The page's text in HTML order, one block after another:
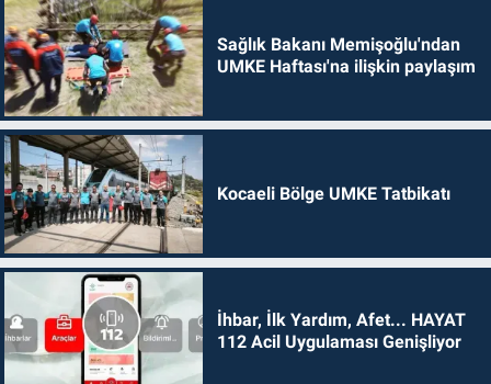
Sağlık Bakanı Memişoğlu'ndan
UMKE Haftası'na ilişkin paylaşım
Kocaeli Bölge UMKE Tatbikatı
İhbar, İlk Yardım, Afet... HAYAT
112 Acil Uygulaması Genişliyor